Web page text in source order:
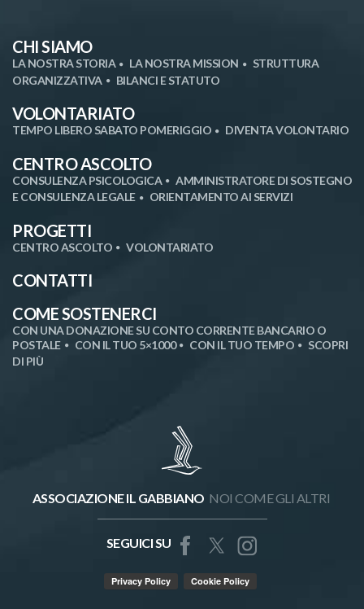
CHI SIAMO
LA NOSTRA STORIA LA NOSTRA MISSION
STRUTTURA
ORGANIZZATIVA
BILANCI E STATUTO
VOLONTARIATO
TEMPO LIBERO SABATO POMERIGGIO DIVENTA VOLONTARIO
CENTRO ASCOLTO
CONSULENZA PSICOLOGICA
AMMINISTRATORE DI SOSTEGNO
E CONSULENZA LEGALE
ORIENTAMENTO AI SERVIZI
PROGETTI
CENTRO ASCOLTO VOLONTARIATO
CONTATTI
COME SOSTENERCI
CON UNA DONAZIONE SU CONTO CORRENTE BANCARIO O
POSTALE
CON IL TUO 5×1000 CON IL TUO TEMPO
SCOPRI
DI PIÙ
ASSOCIAZIONE IL GABBIANO NOI COME GLI ALTRI
SEGUICI SU